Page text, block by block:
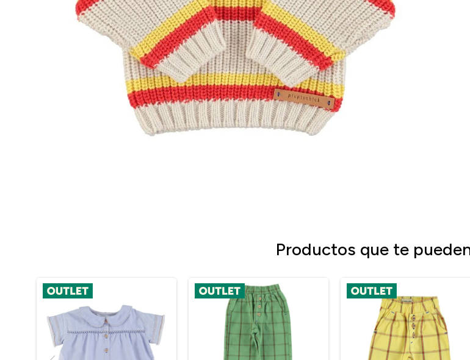
Productos que te